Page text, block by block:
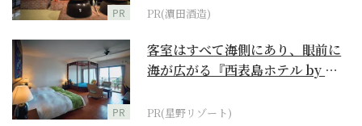
PR PR(濵田酒造)
PR
客室はすべて海側にあり、眼前に
海が広がる『西表島ホテル by 星
PR(星野リゾート)